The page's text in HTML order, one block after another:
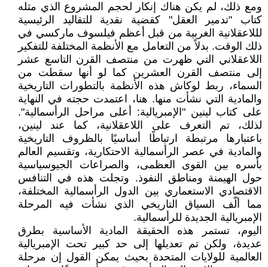
ومع ذلك، لم يكن هناك إنكار لحجم المشروع الذي مثله
كتاب "تدمير العقل" كقضية نقدية للتقاليد الرئيسية
لللاعقلانية الغربية من قبل أعظم فيلسوف ماركسي في
ذلك الوقت. بدلاً من التعامل مع الأنظمة المختلفة للتفكير
اللاعقلاني التي ظهرت من منتصف القرن التاسع عشر
إلى منتصف القرن العشرين كما لو أنها سقطت من
السماء، ربط لوكاش هذه الأنظمة بالتطورات التاريخية
والمادية التي نشأت منها. هنا، اعتمدت حجته في النهاية
على كتاب لينين "الإمبريالية: أعلى مراحل الرأسمالية".
لذلك، تم التعرف على اللاعقلانية، كما عند لينين،
باعتبارها مرتبطة ارتباطًا أساسيًا بالظروف التاريخية
والمادية في عصر الرأسمالية الاحتكارية، وتقسيم العالم
بأسره بين القوى العظمى، والصراعات الجيوسياسية
حول الهيمنة ومناطق النفوذ. وتجلت هذه في التنافس
الاقتصادي الاستعماري بين الدول الرأسمالية المختلفة،
مما ألّف السياق التاريخي الذي نشأت فيه المرحلة
الإمبريالية الجديدة للرأسمالية.
اليوم، تستمر هذه الحقيقة المادية الأساسية بطرق
عديدة، ولكن تم تعديلها إلى حد كبير تحت الإمبريالية
العالمية للولايات المتحدة بحيث يمكن القول إن مرحلة